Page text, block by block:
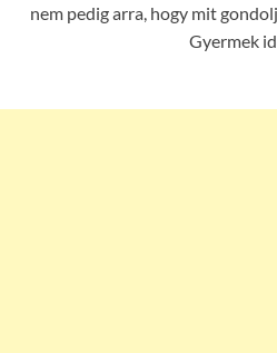
nem pedig arra, hogy mit
Gyermek